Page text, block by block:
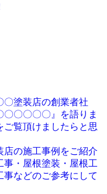
〇塗装店の創業者社
〇〇〇〇』を語りま
覧頂けましたらと思
店の施工事例をご紹介
事・屋根塗装・屋根工
などのご参考にして